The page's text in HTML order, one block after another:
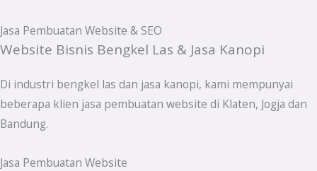
Jasa Pembuatan Website & SEO
Website Bisnis Bengkel Las & Jasa Kanopi
Di industri bengkel las dan jasa kanopi, kami mempunyai
beberapa klien jasa pembuatan website di Klaten, Jogja dan
Bandung.
Jasa Pembuatan Website